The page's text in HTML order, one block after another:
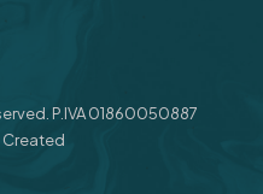
P.IVA 01860050887
Created